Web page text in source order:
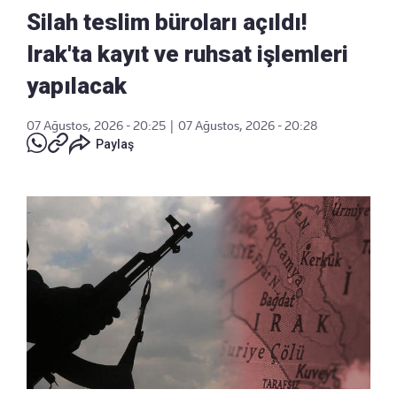
Silah teslim büroları açıldı!
Irak'ta kayıt ve ruhsat işlemleri
yapılacak
07 Ağustos, 2026 - 20:25
07 Ağustos, 2026 - 20:28
Paylaş